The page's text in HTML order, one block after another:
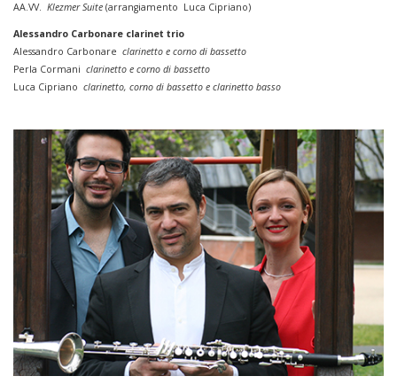
AA.VV. Klezmer Suite (arrangiamento Luca Cipriano)
Alessandro Carbonare clarinet trio
Alessandro Carbonare clarinetto e corno di bassetto
Perla Cormani clarinetto e corno di bassetto
Luca Cipriano clarinetto, corno di bassetto e clarinetto basso